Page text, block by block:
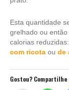
Esta quantidade
grelhado ou
calorias reduzidas:
com ricota ou de
Gostou?